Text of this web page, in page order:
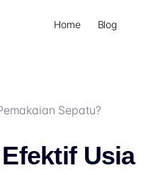
Home Blog
Sepatu?
Usia